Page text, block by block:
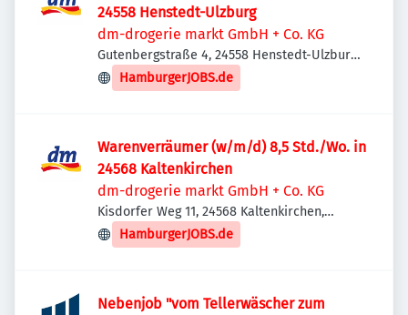
24558 Henstedt-Ulzburg
dm-drogerie markt GmbH + Co. KG
Gutenbergstraße 4, 24558 Henstedt-Ulzburg,
Deutschland
HamburgerJOBS.de
Warenverräumer (w/m/d) 8,5 Std./Wo. in
24568 Kaltenkirchen
dm-drogerie markt GmbH + Co. KG
Kisdorfer Weg 11, 24568 Kaltenkirchen,
Deutschland
HamburgerJOBS.de
Nebenjob "vom Tellerwäscher zum